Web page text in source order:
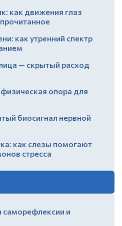
как движения глаз
как утренний спектр
— скрытый расход
опора для
биосигнал нервной
как слезы помогают
стресса
саморефлексии и